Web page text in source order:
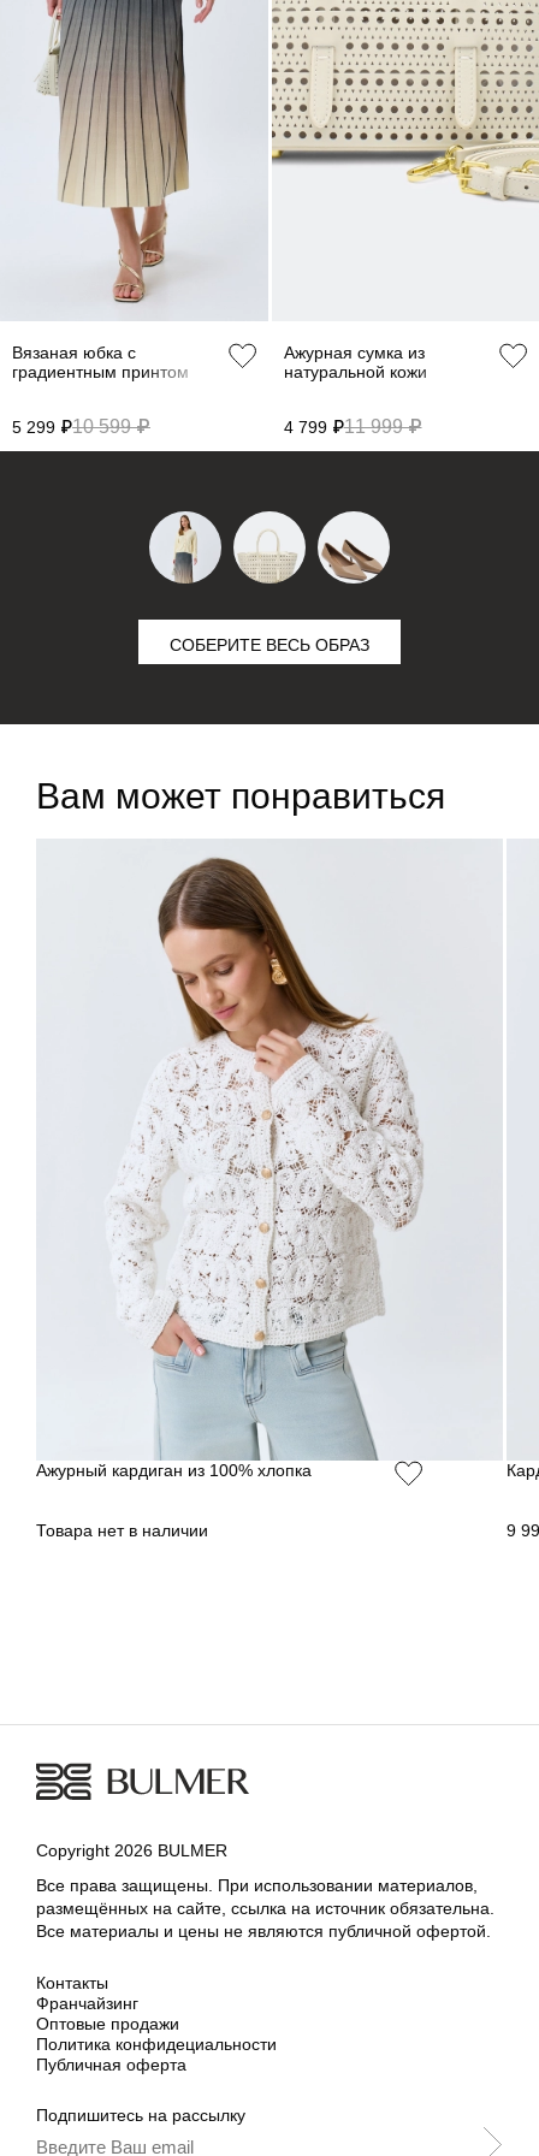
ДОБАВИТЬ В
КОРЗИНУ
44 46
Вязаная юбка с
градиентным принтом
5 299 ₽10 599 ₽
Ажурная сумка из
натуральной кожи
4 799 ₽11 999 ₽
СОБЕРИТЕ ВЕСЬ ОБРАЗ
Вам может понравиться
Ажурный кардиган из 100% хлопка
Товара нет в наличии 9
Copyright 2026 BULMER
Все права защищены. При использовании материалов,
размещённых на сайте, ссылка на источник обязательна.
Все материалы и цены не являются публичной офертой.
Контакты
Франчайзинг
Оптовые продажи
Политика конфидециальности
Публичная оферта
Подпишитесь на рассылку
36 44 68-72 94-98 62
38 46 72-76 98-102 63
40 48 94-98 76-80 102-106 63
50
52
Не уверены в правильном выборе размера?
Напишите нам или позвоните, и мы вам поможем.